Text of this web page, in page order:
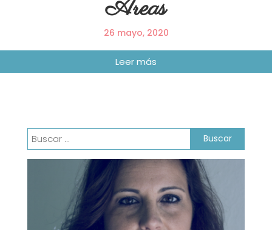
Áreas
26 mayo, 2020
Buscar: